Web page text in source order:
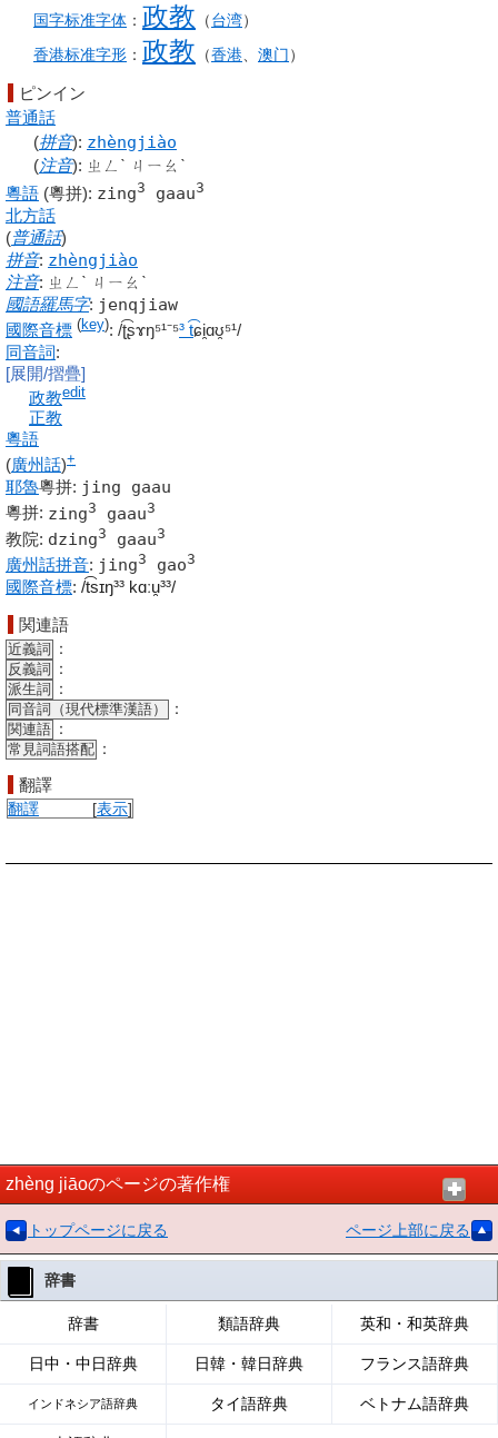
国字标准字体 ： 政教 （台湾）
香港标准字形 ： 政教 （香港 澳门）
ピンイン
普通話
(拼音): zhèngjiào
(注音): ㄓㄥˋ ㄐㄧㄠˋ
粵語 (粵拼): zing3 gaau3
北方話
(普通話)
拼音: zhèngjiào
注音: ㄓㄥˋ ㄐㄧㄠˋ
國語羅馬字: jenqjiaw
國際音標 (key): /ʈ͡ʂɤŋ⁵¹⁻⁵³ t͡ɕi̯ɑʊ̯⁵¹/
同音詞:
[展開/摺疊]
edit
政教
正教
粵語
(廣州話)+
耶魯粵拼: jing gaau
粵拼: zing3 gaau3
教院: dzing3 gaau3
廣州話拼音: jing3 gao3
國際音標: /t͡sɪŋ³³ kɑːu̯³³/
関連語
近義詞 ：
反義詞 ：
派生詞 ：
同音詞（現代標準漢語） ：
関連語 ：
常見詞語搭配 ：
翻譯
[表示]
翻譯
zhèng jiāoのページの著作権
トップページに戻る ページ上部に戻る
辞書
辞書 類語辞典 英和・和英辞典
日中・中日辞典 日韓・韓日辞典 フランス語辞典
インドネシア語辞典 タイ語辞典 ベトナム語辞典